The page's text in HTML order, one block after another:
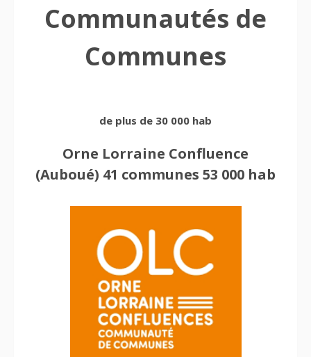
Communautés de
Communes
de plus de 30 000 hab
Orne Lorraine Confluence
(Auboué) 41 communes 53 000 hab